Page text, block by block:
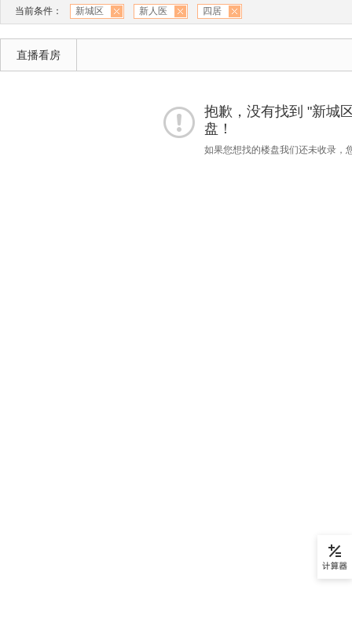
当前条件： 新城区 新人医 四居
直播看房
抱歉，没有找到 "新城
盘！
如果您想找的楼盘我们还未收录，